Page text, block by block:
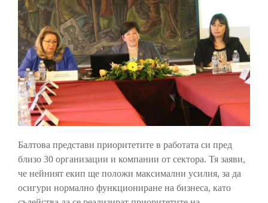
Балтова представи приоритетите в работата си пред
близо 30 организации и компании от сектора. Тя заяви,
че нейният екип ще положи максимални усилия, за да
осигури нормално функциониране на бизнеса, като